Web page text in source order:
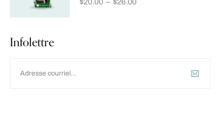
$20.00 – $26.00
Infolettre